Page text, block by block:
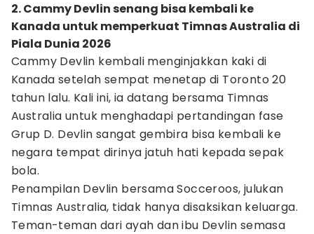
2. Cammy Devlin senang bisa kembali ke
Kanada untuk memperkuat Timnas Australia di
Piala Dunia 2026
Cammy Devlin kembali menginjakkan kaki di
Kanada setelah sempat menetap di Toronto 20
tahun lalu. Kali ini, ia datang bersama Timnas
Australia untuk menghadapi pertandingan fase
Grup D. Devlin sangat gembira bisa kembali ke
negara tempat dirinya jatuh hati kepada sepak
bola.
Penampilan Devlin bersama Socceroos, julukan
Timnas Australia, tidak hanya disaksikan keluarga.
Teman-teman dari ayah dan ibu Devlin semasa